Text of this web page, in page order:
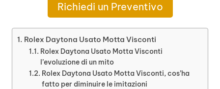
Richiedi un Preventivo
Rolex Daytona Usato Motta Visconti
Rolex Daytona Usato Motta Visconti
l’evoluzione di un mito
Rolex Daytona Usato Motta Visconti, cos’ha
fatto per diminuire le imitazioni